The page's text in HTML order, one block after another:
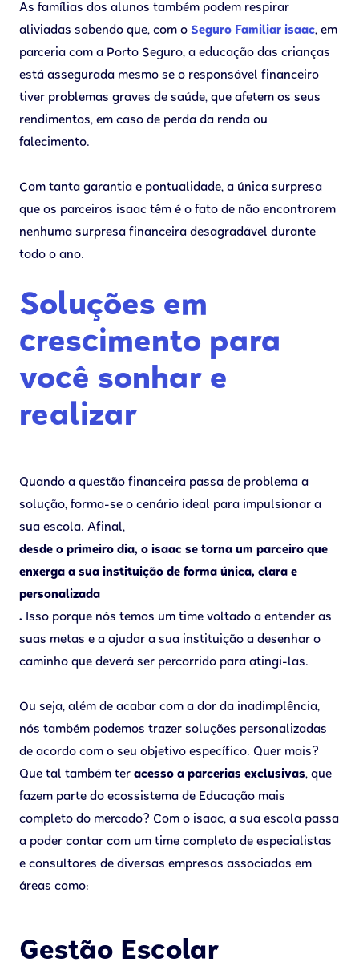
As famílias dos alunos também podem respirar
aliviadas sabendo que, com o Seguro Familiar isaac, em
parceria com a Porto Seguro, a educação das crianças
está assegurada mesmo se o responsável financeiro
tiver problemas graves de saúde, que afetem os seus
rendimentos, em caso de perda da renda ou
falecimento.
Com tanta garantia e pontualidade, a única surpresa
que os parceiros isaac têm é o fato de não encontrarem
nenhuma surpresa financeira desagradável durante
todo o ano.
Soluções em
crescimento para
você sonhar e
realizar
Quando a questão financeira passa de problema a
solução, forma-se o cenário ideal para impulsionar a
sua escola. Afinal,
desde o primeiro dia, o isaac se torna um parceiro que
enxerga a sua instituição de forma única, clara e
personalizada
. Isso porque nós temos um time voltado a entender as
suas metas e a ajudar a sua instituição a desenhar o
caminho que deverá ser percorrido para atingi-las.
Ou seja, além de acabar com a dor da inadimplência,
nós também podemos trazer soluções personalizadas
de acordo com o seu objetivo específico. Quer mais?
Que tal também ter acesso a parcerias exclusivas, que
fazem parte do ecossistema de Educação mais
completo do mercado? Com o isaac, a sua escola passa
a poder contar com um time completo de especialistas
e consultores de diversas empresas associadas em
áreas como:
Gestão Escolar